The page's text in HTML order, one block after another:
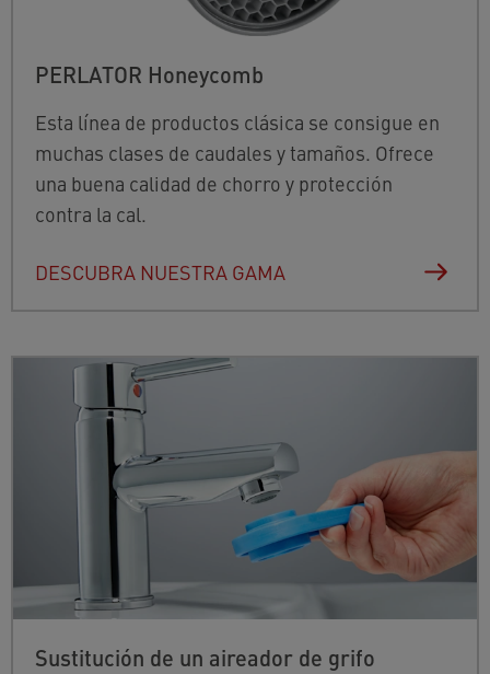
PERLATOR Honeycomb
Esta línea de productos clásica se consigue en
muchas clases de caudales y tamaños. Ofrece
una buena calidad de chorro y protección
contra la cal.
DESCUBRA NUESTRA GAMA
Sustitución de un aireador de grifo